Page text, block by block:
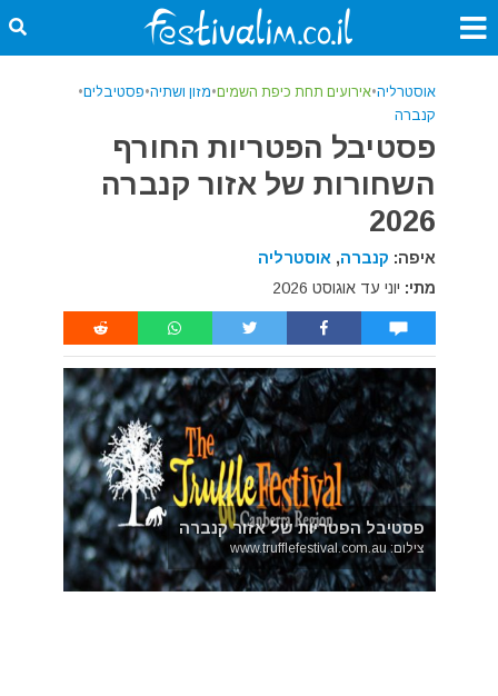
אוסטרליה•אירועים תחת כיפת השמים•מזון ושתיה•פסטיבלים•
קנברה
פסטיבל הפטריות החורף
השחורות של אזור קנברה
2026
איפה: קנברה, אוסטרליה
מתי: יוני עד אוגוסט 2026
פסטיבל הפטריות של אזור קנברה
צילום: www.trufflefestival.com.au